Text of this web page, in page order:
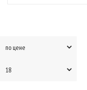
по цене
18